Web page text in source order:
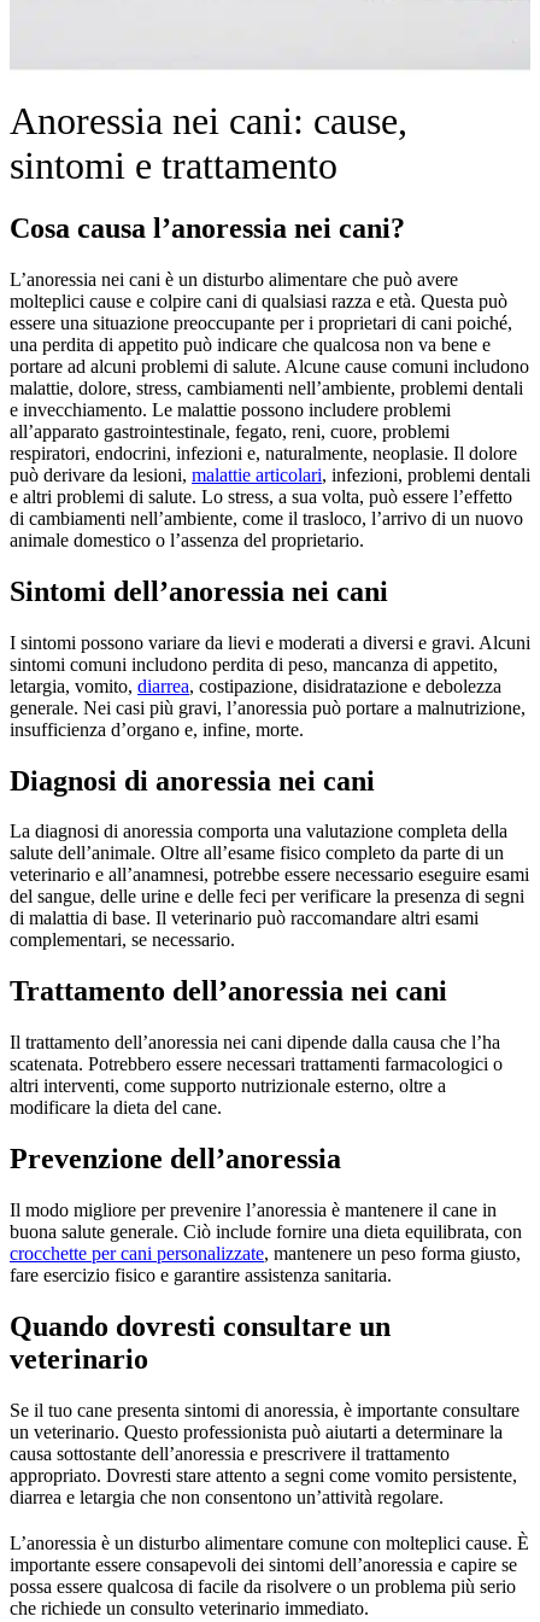
Anoressia nei cani: cause,
sintomi e trattamento
Cosa causa l’anoressia nei cani?
L’anoressia nei cani è un disturbo alimentare che può avere
molteplici cause e colpire cani di qualsiasi razza e età. Questa può
essere una situazione preoccupante per i proprietari di cani poiché,
una perdita di appetito può indicare che qualcosa non va bene e
portare ad alcuni problemi di salute. Alcune cause comuni includono
malattie, dolore, stress, cambiamenti nell’ambiente, problemi dentali
e invecchiamento. Le malattie possono includere problemi
all’apparato gastrointestinale, fegato, reni, cuore, problemi
respiratori, endocrini, infezioni e, naturalmente, neoplasie. Il dolore
può derivare da lesioni, malattie articolari, infezioni, problemi dentali
e altri problemi di salute. Lo stress, a sua volta, può essere l’effetto
di cambiamenti nell’ambiente, come il trasloco, l’arrivo di un nuovo
animale domestico o l’assenza del proprietario.
Sintomi dell’anoressia nei cani
I sintomi possono variare da lievi e moderati a diversi e gravi. Alcuni
sintomi comuni includono perdita di peso, mancanza di appetito,
letargia, vomito, diarrea, costipazione, disidratazione e debolezza
generale. Nei casi più gravi, l’anoressia può portare a malnutrizione,
insufficienza d’organo e, infine, morte.
Diagnosi di anoressia nei cani
La diagnosi di anoressia comporta una valutazione completa della
salute dell’animale. Oltre all’esame fisico completo da parte di un
veterinario e all’anamnesi, potrebbe essere necessario eseguire esami
del sangue, delle urine e delle feci per verificare la presenza di segni
di malattia di base. Il veterinario può raccomandare altri esami
complementari, se necessario.
Trattamento dell’anoressia nei cani
Il trattamento dell’anoressia nei cani dipende dalla causa che l’ha
scatenata. Potrebbero essere necessari trattamenti farmacologici o
altri interventi, come supporto nutrizionale esterno, oltre a
modificare la dieta del cane.
Prevenzione dell’anoressia
Il modo migliore per prevenire l’anoressia è mantenere il cane in
buona salute generale. Ciò include fornire una dieta equilibrata, con
crocchette per cani personalizzate, mantenere un peso forma giusto,
fare esercizio fisico e garantire assistenza sanitaria.
Quando dovresti consultare un
veterinario
Se il tuo cane presenta sintomi di anoressia, è importante consultare
un veterinario. Questo professionista può aiutarti a determinare la
causa sottostante dell’anoressia e prescrivere il trattamento
appropriato. Dovresti stare attento a segni come vomito persistente,
diarrea e letargia che non consentono un’attività regolare.
L’anoressia è un disturbo alimentare comune con molteplici cause. È
importante essere consapevoli dei sintomi dell’anoressia e capire se
possa essere qualcosa di facile da risolvere o un problema più serio
che richiede un consulto veterinario immediato.